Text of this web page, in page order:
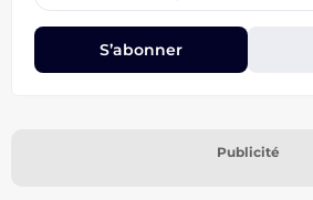
S’abonner
Publicité